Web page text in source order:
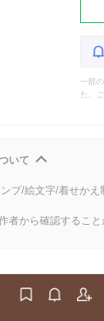
一部
た、
いて
プ/絵文字/着せか
者から確認するこ